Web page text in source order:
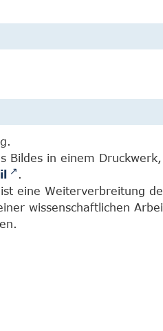
Bildes in einem
.
eine Weiterverbreitung
wissenschaftlichen